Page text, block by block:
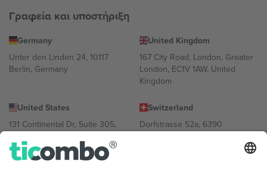
Γραφεία και υποστήριξη
Germany
Unter den Linden 24, 10117
Berlin, Germany
United Kingdom
167 City Road, London, Greater
London, EC1V 1AW, United
Kingdom
United States
131 Continental Dr, Suite 305,
States
Switzerland
Dorfstrasse 52a, 6390